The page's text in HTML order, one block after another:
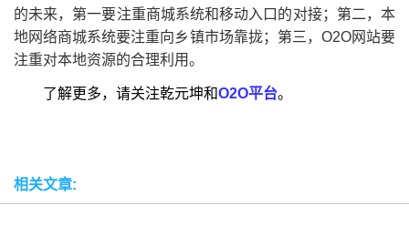
的未来，第一要注重商城系统和移动入口的对接；第二，本
地网络商城系统要注重向乡镇市场靠拢；第三，O2O网站要
注重对本地资源的合理利用。
了解更多，请关注乾元坤和O2O平台。
相关文章: